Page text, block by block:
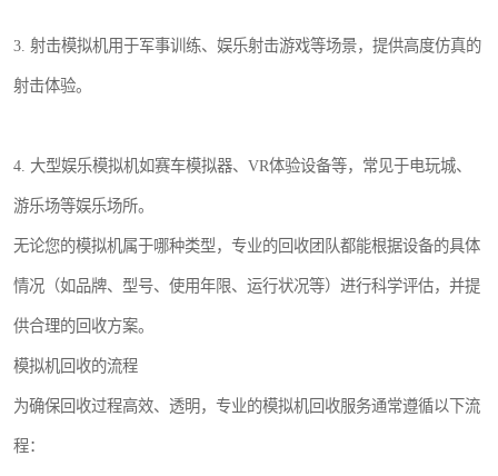
3. 射击模拟机用于军事训练、娱乐射击游戏等场景，提供高度仿真的
射击体验。
4. 大型娱乐模拟机如赛车模拟器、VR体验设备等，常见于电玩城、
游乐场等娱乐场所。
无论您的模拟机属于哪种类型，专业的回收团队都能根据设备的具体
情况（如品牌、型号、使用年限、运行状况等）进行科学评估，并提
供合理的回收方案。
模拟机回收的流程
为确保回收过程高效、透明，专业的模拟机回收服务通常遵循以下流
程：